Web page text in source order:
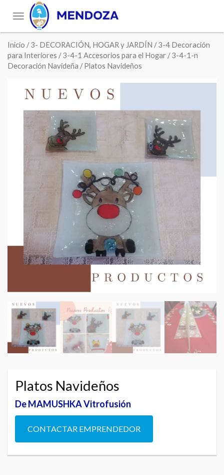
Toggle
navigation
Inicio /3- DECORACIÓN, HOGAR y JARDÍN /3-4 Decoración
para Interiores /3-4-1 Accesorios para el Hogar /3-4-1-n
Decoración Navideña / Platos Navideños
Platos Navideños
De MAMUSHKA Vitrofusión
CONTACTAR EMPRENDEDOR